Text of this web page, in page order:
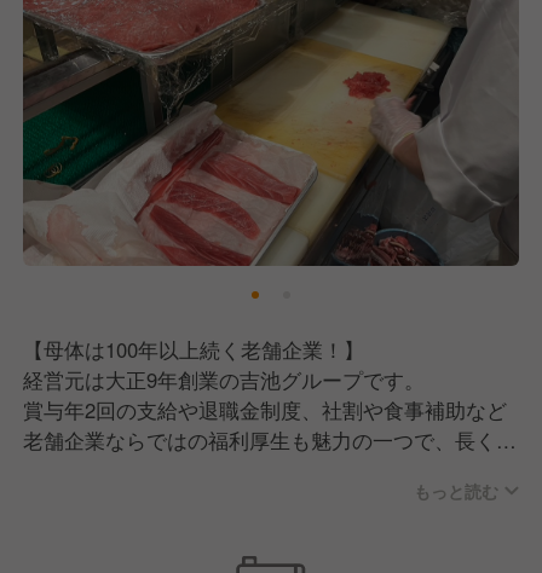
【母体は100年以上続く老舗企業！】
経営元は大正9年創業の吉池グループです。
賞与年2回の支給や退職金制度、社割や食事補助など
老舗企業ならではの福利厚生も魅力の一つで、長く勤
働くスタッフがいてくれるからこそ、事業・会社は成
もっと読む